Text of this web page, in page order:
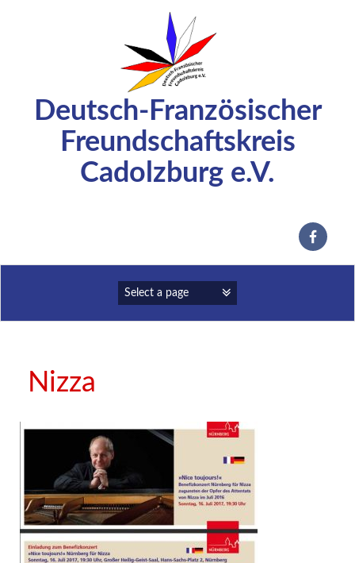
Deutsch-Französischer
Freundschaftskreis
Cadolzburg e.V.
Nizza